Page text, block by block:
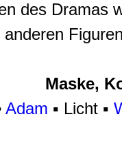
des Dramas
Maske,
Adam ▪ Licht ▪